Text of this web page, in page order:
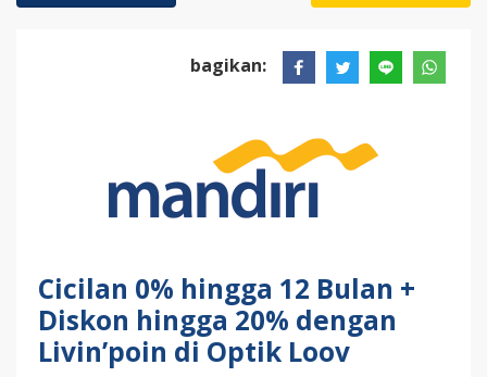
bagikan:
Cicilan 0% hingga 12 Bulan +
Diskon hingga 20% dengan
Livin’poin di Optik Loov